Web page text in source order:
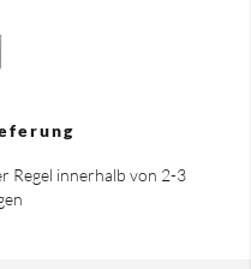
Regel innerhalb von 2-3